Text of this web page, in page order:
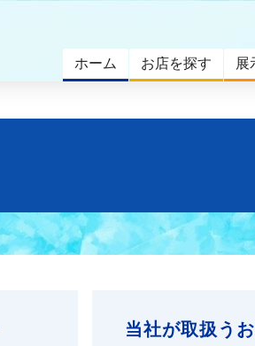
ホーム お店を探す 展
当社が取扱う